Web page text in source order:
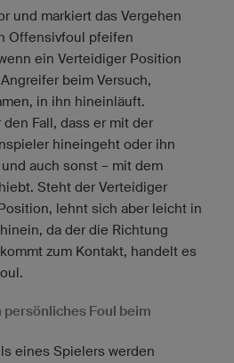
und markiert das Vergehen
Offensivfoul pfeifen
ein Verteidiger Position
beim Versuch,
in ihn hineinläuft.
Fall, dass er mit der
hineingeht oder ihn
auch sonst – mit dem
Steht der Verteidiger
lehnt sich aber leicht in
da der die Richtung
zum Kontakt, handelt es
persönliches Foul beim
eines Spielers werden